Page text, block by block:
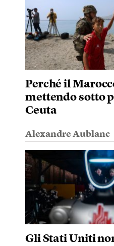
Perché il
mettendo sotto
Ceuta
Alexandre Aublanc
Gli Stati Uniti